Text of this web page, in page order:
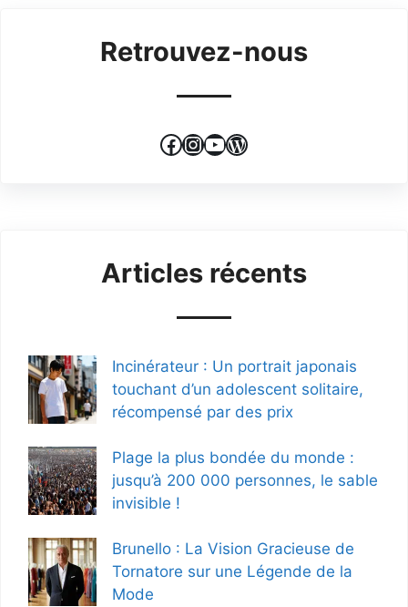
Retrouvez-nous
Facebook
Instagram
YouTube
WordPress
Articles récents
Incinérateur : Un portrait japonais
touchant d’un adolescent solitaire,
récompensé par des prix
Plage la plus bondée du monde :
jusqu’à 200 000 personnes, le sable
invisible !
Brunello : La Vision Gracieuse de
Tornatore sur une Légende de la
Mode